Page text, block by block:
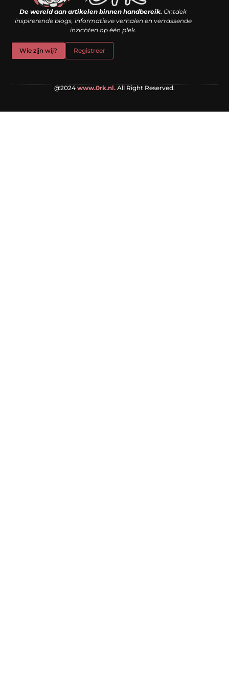
De wereld aan artikelen binnen handbereik. Ontdek
inspirerende blogs, informatieve verhalen en verrassende
inzichten op één plek.
Wie zijn wij? Registreer
@2024 www.0rk.nl. All Right Reserved.